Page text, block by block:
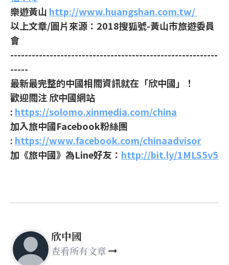
樂遊黃山 http://www.huangshan.com.tw/
以上文章/圖片來源：2018搜狐號-黃山市旅遊委員
會
----------------------------------------------------------
-----
最新最完整的中國相關資訊就在「欣中國」！
歡迎關注 欣中國網站
: https://solomo.xinmedia.com/china
加入旅中國Facebook粉絲團
: https://www.facebook.com/chinaadvisor
加《旅中國》為Line好友： http://bit.ly/1MLS5v5
欣中國
查看所有文章